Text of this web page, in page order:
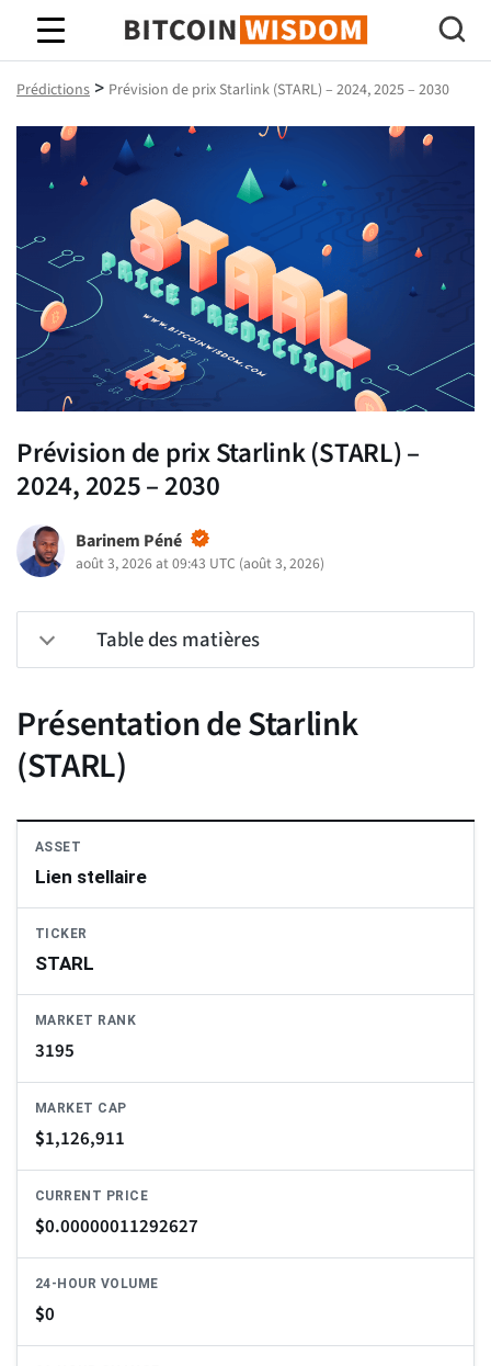
Bitcoin Sagesse
Prédictions > Prévision de prix Starlink (STARL) – 2024, 2025 – 2030
Prévision de prix Starlink (STARL) –
2024, 2025 – 2030
Barinem Péné
août 3, 2026 at 09:43 UTC (août 3, 2026)
Table des matières
Présentation de Starlink
(STARL)
ASSET
Lien stellaire
TICKER
STARL
MARKET RANK
3195
MARKET CAP
$1,126,911
CURRENT PRICE
$0.00000011292627
24-HOUR VOLUME
$0